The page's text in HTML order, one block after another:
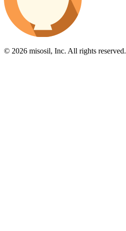
© 2026 misosil, Inc. All rights reserved.